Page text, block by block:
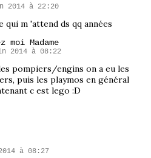
2014 à 22:20
qui m 'attend ds qq années
moi Madame
2014 à 08:22
pompiers/engins on a eu les
puis les playmos en général
c est lego :D
à 08:27